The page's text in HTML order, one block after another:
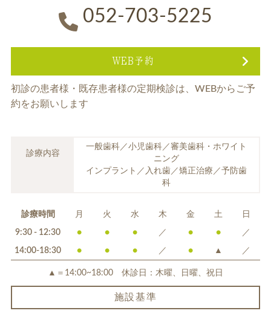
052-703-5225
WEB予約
初診の患者様・既存患者様の定期検診は、 WEBからご予
約をお願いします
診療内容
一般歯科／小児歯科／審美歯科・ホワイト
ニング
インプラント／入れ歯／矯正治療／予防歯
科
診療時間 月 火 水 木 金 土 日
9:30 - 12:30 ● ● ● ／ ● ● ／
14:00-18:30 ● ● ● ／ ● ▲ ／
▲＝14:00~18:00 休診日：木曜、日曜、祝日
施設基準